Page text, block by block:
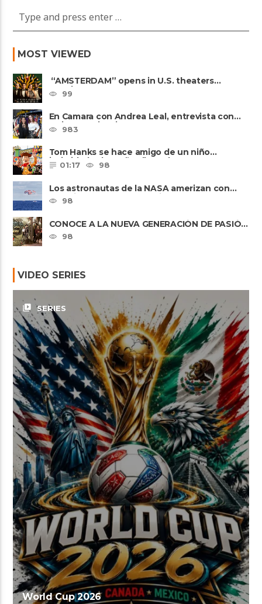
MOST VIEWED
“AMSTERDAM” opens in U.S. theaters
October 7, 2022
99
En Camara con Andrea Leal, entrevista con
Majo Cornejo, Cirque Du ......
983
Tom Hanks se hace amigo de un niño
intimidado de 8 años llamado ......
01:17 98
Los astronautas de la NASA amerizan con
seguridad después del primer ......
98
CONOCE A LA NUEVA GENERACIÓN DE PASIÓN
DE GAVILANES II
98
VIDEO SERIES
video_library SERIES
World Cup 2026